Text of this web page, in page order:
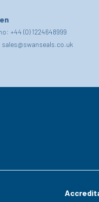
+44 (0) 1224648999
sales@swanseals.co.uk